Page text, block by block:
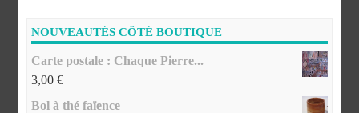
NOUVEAUTÉS CÔTÉ BOUTIQUE
Carte postale : Chaque Pierre...
3,00€
Bol à thé faïence